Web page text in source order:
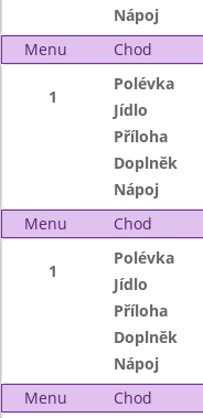
Nápoj
Menu
Chod
1
Polévka
Jídlo
Příloha
Doplněk
Nápoj
Menu
Chod
1
Polévka
Jídlo
Příloha
Doplněk
Nápoj
Menu
Chod